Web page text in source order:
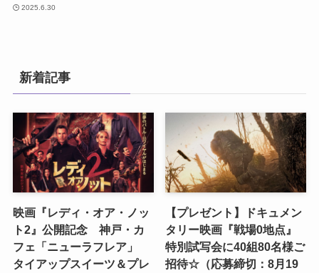
2025.6.30
新着記事
映画『レディ・オア・ノッ
ト2』公開記念 神戸・カ
フェ「ニューラフレア」
タイアップスイーツ＆プレ
【プレゼント】ドキュメン
タリー映画『戦場0地点』
特別試写会に40組80名様ご
招待☆（応募締切：8月19